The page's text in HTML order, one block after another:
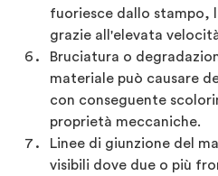
fuoriesce dallo stampo,
grazie all'elevata
Bruciatura o
materiale può causare
con conseguente
proprietà meccaniche.
Linee di giunzione del
visibili dove due o più